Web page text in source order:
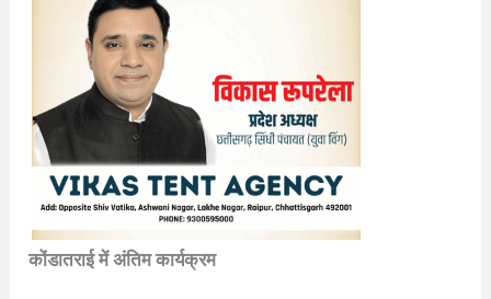
कोंडातराई में अंतिम कार्यक्रम